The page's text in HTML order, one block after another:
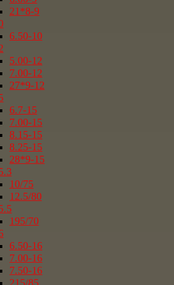
21*8-9
6.50-10
5.00-12
7.00-12
27*9-12
6.7-15
7.00-15
8.15-15
8.25-15
28*9-15
10/75
12.5/80
195/70
6.50-16
7.00-16
7.50-16
215/85